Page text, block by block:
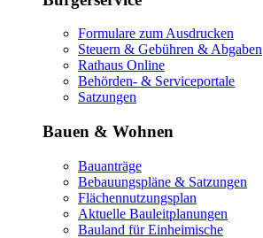
Formulare zum Ausdrucken
Steuern & Gebühren & Abgaben
Rathaus Online
Behörden- & Serviceportale
Satzungen
Bauen & Wohnen
Bauanträge
Bebauungspläne & Satzungen
Flächennutzungsplan
Aktuelle Bauleitplanungen
Bauland für Einheimische